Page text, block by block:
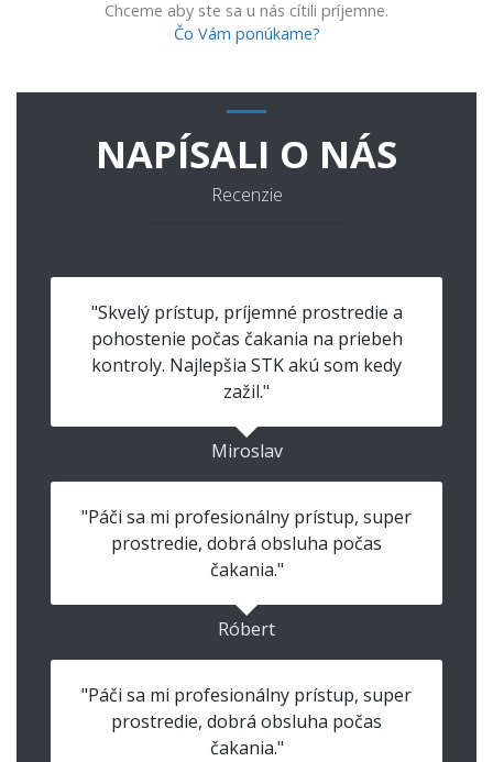
Chceme aby ste sa u nás cítili príjemne.
Čo Vám ponúkame?
NAPÍSALI O NÁS
Recenzie
"Skvelý prístup, príjemné prostredie a
pohostenie počas čakania na priebeh
kontroly. Najlepšia STK akú som kedy
zažil."
Miroslav
"Páči sa mi profesionálny prístup, super
prostredie, dobrá obsluha počas
čakania."
Róbert
"Páči sa mi profesionálny prístup, super
prostredie, dobrá obsluha počas
čakania."